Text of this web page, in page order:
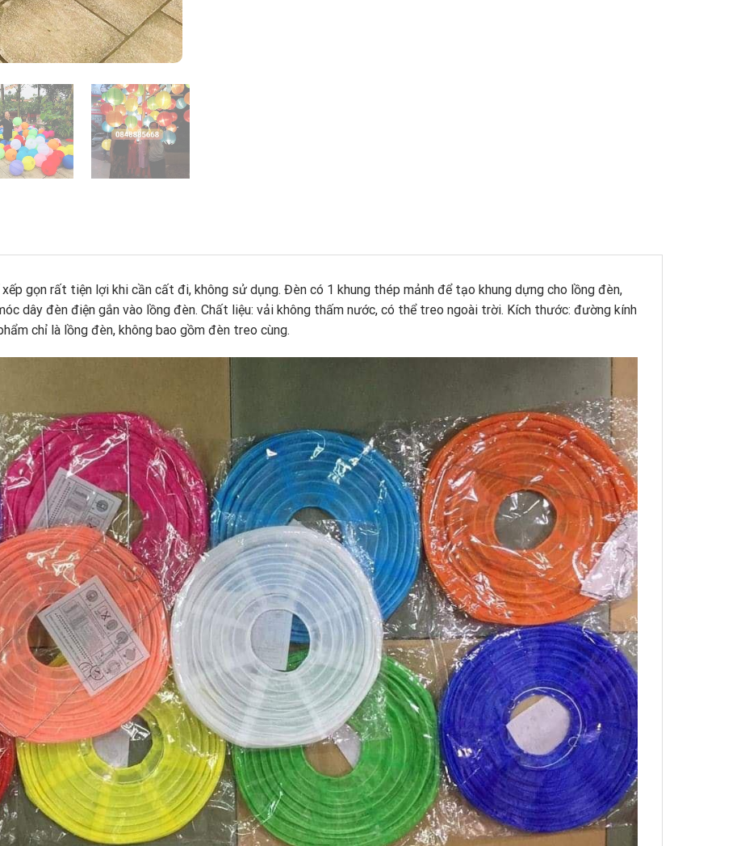
gọn rất tiện lợi khi cần cất đi, không sử dụng. Đèn có 1 khung thép mảnh để tạo khung dựng cho lồng đèn,
dây đèn điện gắn vào lồng đèn. Chất liệu: vải không thấm nước, có thể treo ngoài trời. Kích thước: đường kính
chỉ là lồng đèn, không bao gồm đèn treo cùng.